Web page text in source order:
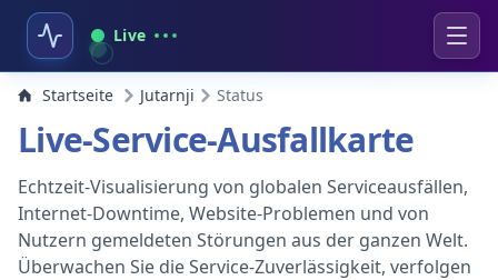
Live
Startseite Jutarnji Status
Live-Service-Ausfallkarte
Echtzeit-Visualisierung von globalen Serviceausfällen,
Internet-Downtime, Website-Problemen und von
Nutzern gemeldeten Störungen aus der ganzen Welt.
Überwachen Sie die Service-Zuverlässigkeit, verfolgen